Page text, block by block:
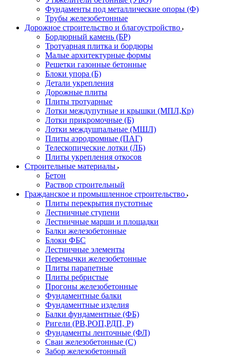
Фундаменты под металлические опоры (Ф)
Трубы железобетонные
Дорожное строительство и благоустройство
Бордюрный камень (БР)
Тротуарная плитка и бордюры
Малые архитектурные формы
Решетки газонные бетонные
Блоки упора (Б)
Детали укрепления
Дорожные плиты
Плиты тротуарные
Лотки междупутные и крышки (МПЛ,Кр)
Лотки прикромочные (Б)
Лотки междушпальные (МШЛ)
Плиты аэродромные (ПАГ)
Телескопические лотки (ЛБ)
Плиты укрепления откосов
Строительные материалы
Бетон
Раствор строительный
Гражданское и промышленное строительство
Плиты перекрытия пустотные
Лестничные ступени
Лестничные марши и площадки
Балки железобетонные
Блоки ФБС
Лестничные элементы
Перемычки железобетонные
Плиты парапетные
Плиты ребристые
Прогоны железобетонные
Фундаментные балки
Фундаментные изделия
Балки фундаментные (ФБ)
Ригели (РВ,РОП,РДП, Р)
Фундаменты ленточные (ФЛ)
Сваи железобетонные (С)
Забор железобетонный